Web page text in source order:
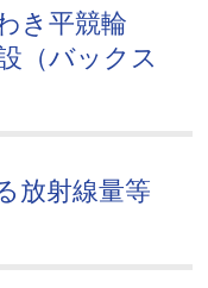
き平競輪
（バックス
放射線量等